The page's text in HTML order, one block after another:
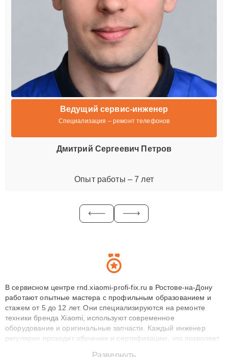
Ведущий сервис-инженер
Специализация – ремонт телефонов
Дмитрий Сергеевич Петров
Опыт работы – 7 лет
В сервисном центре rnd.xiaomi-profi-fix.ru в Ростове-на-Дону
работают опытные мастера с профильным образованием и
стажем от 5 до 12 лет. Они специализируются на ремонте
техники бренда Xiaomi, используют современное
оборудование и оригинальные запчасти. Каждый инженер
регулярно проходит обучение и сертификацию, что позволяет
Развернуть